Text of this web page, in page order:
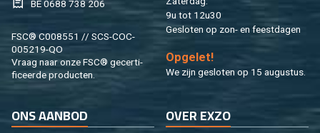
BE 0688 738 206
FSC® C008551 // SCS-COC-
005219-QO
Vraag naar onze FSC® ge­cer­ti­
fi­ceer­de pro­duc­ten.
9u tot 12u30
Ge­slo­ten op zon- en feest­da­gen
Op­ge­let!
We zijn ge­slo­ten op 15 au­gus­tus.
ONS AAN­BOD OVER EXZO